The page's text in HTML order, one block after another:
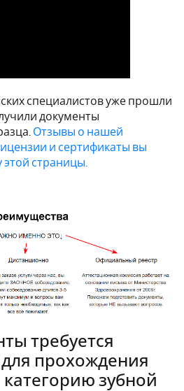
специалистов уже прошли
документы
Отзывы о нашей
и сертификаты вы
этой страницы.
требуется
прохождения
категорию зубной